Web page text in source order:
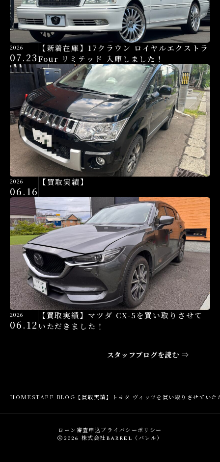
2026
07.23
【新着在庫】17クラウン ロイヤルエクストラ
Four リミテッド 入庫しました！
2026
06.16
【買取実績】
2026
06.12
【買取実績】マツダ CX-5を買い取りさせて
いただきました！
スタッフブログを読む ⇒
HOME STAFF BLOG 【買取実績】トヨタ ヴィッツを買い取りさせてい
ローン審査申込プライバシーポリシー
2026 株式会社BARREL（バレル）